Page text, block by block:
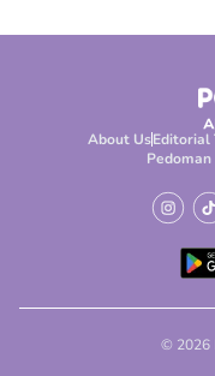
About UsEditorial
© 2026